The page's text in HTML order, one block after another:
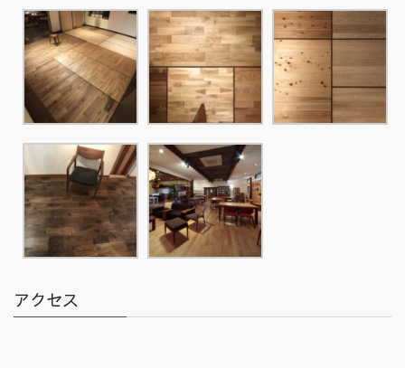
アクセス